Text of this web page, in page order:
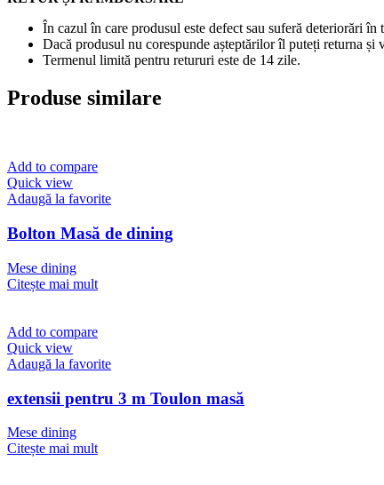
În cazul în care produsul este defect sau suferă deteriorări
Dacă produsul nu corespunde așteptărilor îl puteți returna și
Termenul limită pentru retururi este de 14 zile.
Produse similare
Add to compare
Quick view
Adaugă la favorite
Bolton Masă de dining
Mese dining
Citește mai mult
Add to compare
Quick view
Adaugă la favorite
extensii pentru 3 m Toulon masă
Mese dining
Citește mai mult